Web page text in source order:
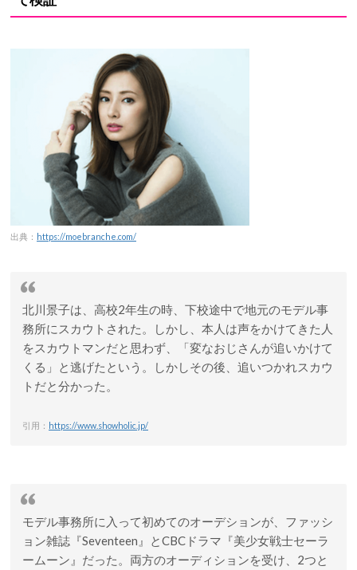
出典： https://moebranche.com/
北川景子は、高校2年生の時、下校途中で地元のモデル事
務所にスカウトされた。しかし、本人は声をかけてきた人
をスカウトマンだと思わず、「変なおじさんが追いかけて
くる」と逃げたという。しかしその後、追いつかれスカウ
トだと分かった。
引用： https://www.showholic.jp/
モデル事務所に入って初めてのオーデションが、ファッシ
ョン雑誌『Seventeen』とCBCドラマ『美少女戦士セーラ
ームーン』だった。両方のオーディションを受け、2つと